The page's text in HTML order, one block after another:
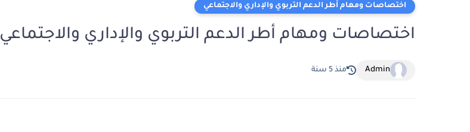
اختصاصات ومهام أطر الدعم التربوي والإداري والاجتماعي
اختصاصات ومهام أطر الدعم التربوي والإداري والاجتماعي
Admin منذ 5 سنة